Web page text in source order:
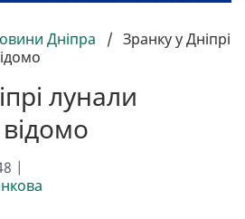
Дніпра / Зранку у Дніпрі
лунали
|